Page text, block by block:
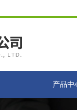
产品中